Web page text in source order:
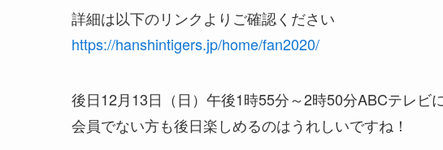
詳細は以下のリンクよりご確認ください
https://hanshintigers.jp/home/fan2020/
後日12月13日（日）午後1時55分～2時50分ABCテレビ
会員でない方も後日楽しめるのはうれしいですね！